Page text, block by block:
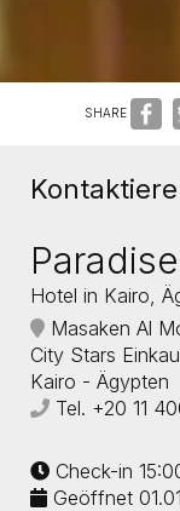
SHARE
Hotel in Kairo,
Masaken Al
City Stars
Kairo - Ägypten
Tel. +20 11
Check-in
Geöffnet